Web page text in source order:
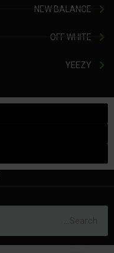
NEW BALANCE
OFF WHITE
YEEZY